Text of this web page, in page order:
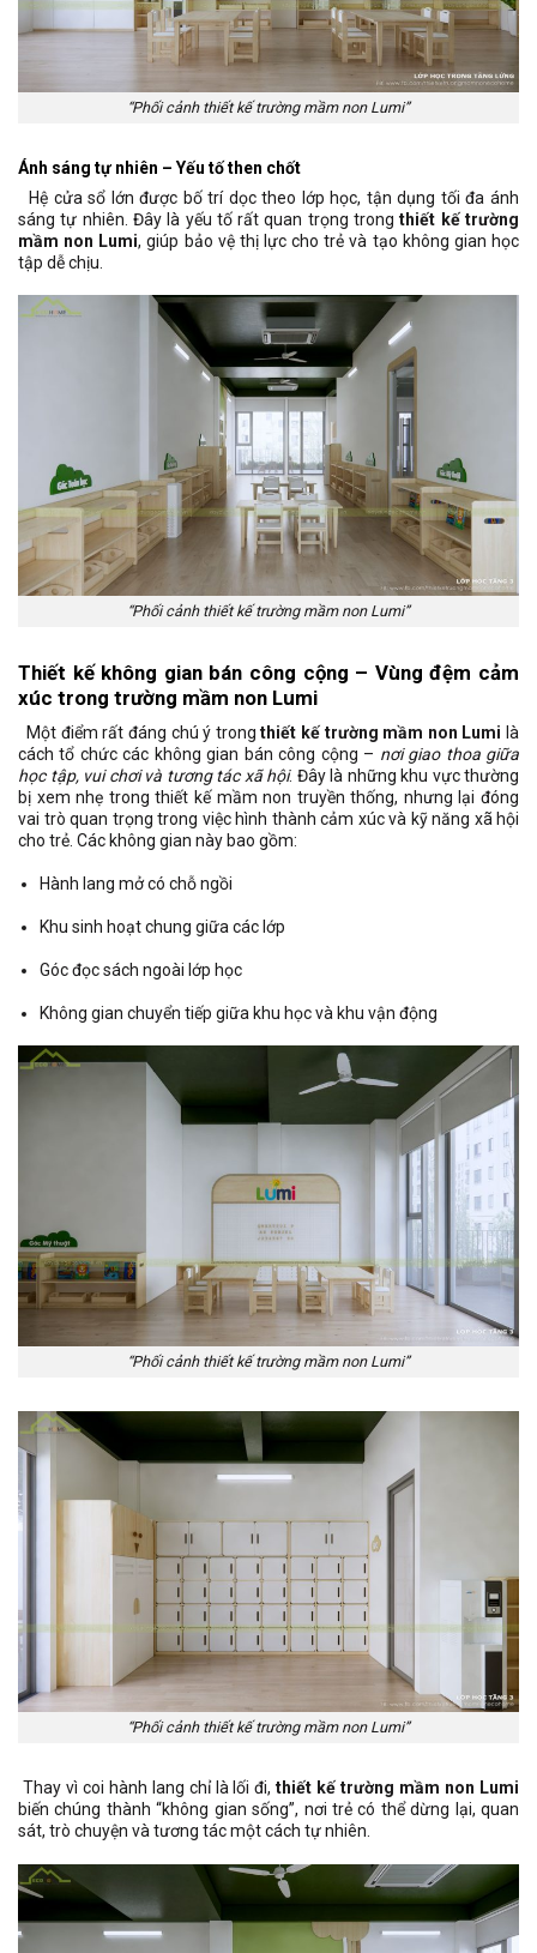
“Phối cảnh thiết kế trường mầm non Lumi”
Ánh sáng tự nhiên – Yếu tố then chốt
Hệ cửa sổ lớn được bố trí dọc theo lớp học, tận dụng tối đa ánh
sáng tự nhiên. Đây là yếu tố rất quan trọng trongthiết kế trường
mầm non Lumi, giúp bảo vệ thị lực cho trẻ và tạo không gian học
tập dễ chịu.
“Phối cảnh thiết kế trường mầm non Lumi”
Thiết kế không gian bán công cộng – Vùng đệm cảm
xúc trong trường mầm non Lumi
Một điểm rất đáng chú ý trongthiết kế trường mầm non Lumi là
cách tổ chức các không gian bán công cộng – nơi giao thoa giữa
học tập, vui chơi và tương tác xã hội. Đây là những khu vực thường
bị xem nhẹ trong thiết kế mầm non truyền thống, nhưng lại đóng
vai trò quan trọng trong việc hình thành cảm xúc và kỹ năng xã hội
cho trẻ. Các không gian này bao gồm:
Hành lang mở có chỗ ngồi
Khu sinh hoạt chung giữa các lớp
Góc đọc sách ngoài lớp học
Không gian chuyển tiếp giữa khu học và khu vận động
“Phối cảnh thiết kế trường mầm non Lumi”
“Phối cảnh thiết kế trường mầm non Lumi”
Thay vì coi hành lang chỉ là lối đi,thiết kế trường mầm non Lumi
biến chúng thành “không gian sống”, nơi trẻ có thể dừng lại, quan
sát, trò chuyện và tương tác một cách tự nhiên.